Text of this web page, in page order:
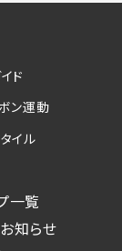
ビスが実
連絡及
の分析
対応
た際の
ド
ン運動
イル
一覧
知らせ